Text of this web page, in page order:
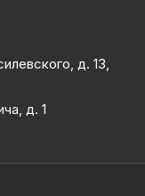
д. 13,
д. 1